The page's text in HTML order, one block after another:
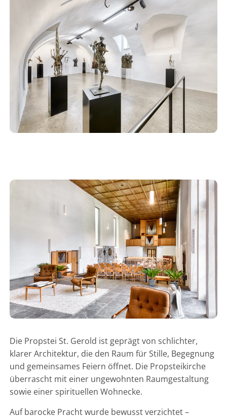
Die Propstei St. Gerold ist geprägt von schlichter,
klarer Architektur, die den Raum für Stille, Begegnung
und gemeinsames Feiern öffnet. Die Propsteikirche
überrascht mit einer ungewohnten Raumgestaltung
sowie einer spirituellen Wohnecke.
Auf barocke Pracht wurde bewusst verzichtet –